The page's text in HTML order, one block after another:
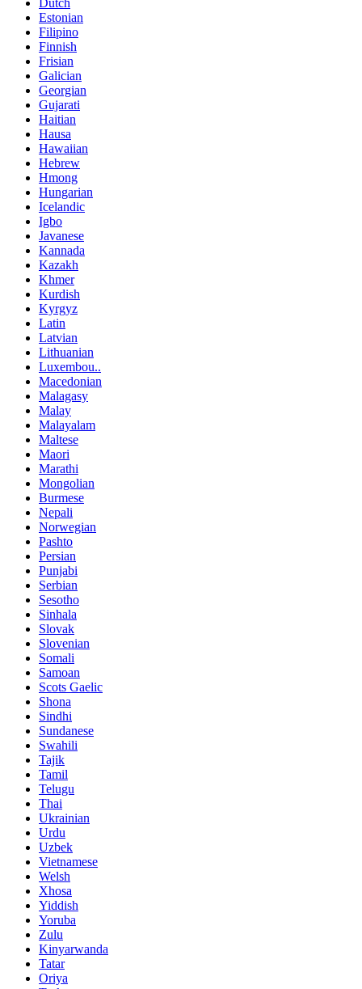
Dutch
Estonian
Filipino
Finnish
Frisian
Galician
Georgian
Gujarati
Haitian
Hausa
Hawaiian
Hebrew
Hmong
Hungarian
Icelandic
Igbo
Javanese
Kannada
Kazakh
Khmer
Kurdish
Kyrgyz
Latin
Latvian
Lithuanian
Luxembou..
Macedonian
Malagasy
Malay
Malayalam
Maltese
Maori
Marathi
Mongolian
Burmese
Nepali
Norwegian
Pashto
Persian
Punjabi
Serbian
Sesotho
Sinhala
Slovak
Slovenian
Somali
Samoan
Scots Gaelic
Shona
Sindhi
Sundanese
Swahili
Tajik
Tamil
Telugu
Thai
Ukrainian
Urdu
Uzbek
Vietnamese
Welsh
Xhosa
Yiddish
Yoruba
Zulu
Kinyarwanda
Tatar
Oriya